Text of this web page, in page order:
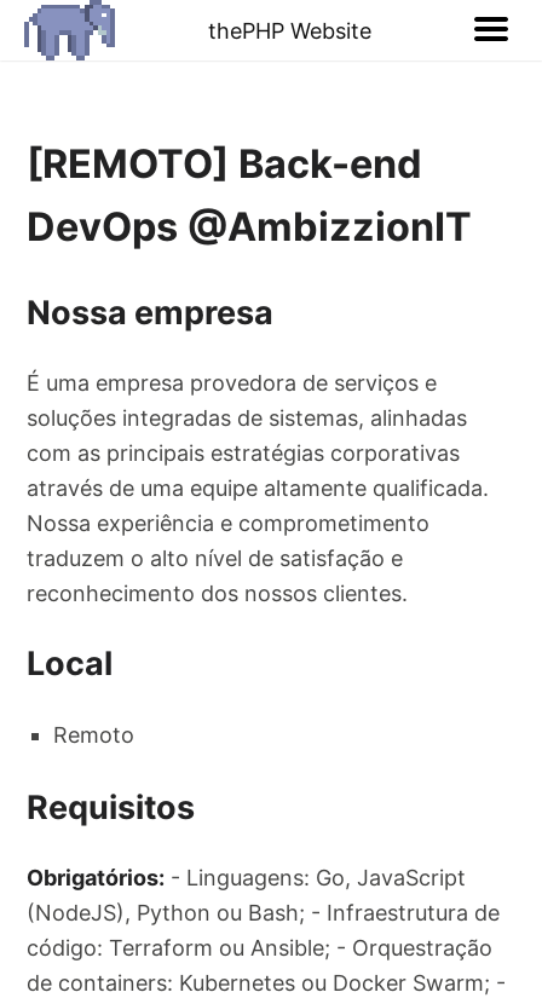
thePHP Website
[REMOTO] Back-end
DevOps @AmbizzionIT
Nossa empresa
É uma empresa provedora de serviços e
soluções integradas de sistemas, alinhadas
com as principais estratégias corporativas
através de uma equipe altamente qualificada.
Nossa experiência e comprometimento
traduzem o alto nível de satisfação e
reconhecimento dos nossos clientes.
Local
Remoto
Requisitos
Obrigatórios: - Linguagens: Go, JavaScript
(NodeJS), Python ou Bash; - Infraestrutura de
código: Terraform ou Ansible; - Orquestração
de containers: Kubernetes ou Docker Swarm; -